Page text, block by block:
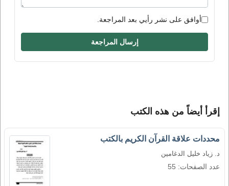
أوافق على نشر رأيي بعد المراجعة.
إرسال المراجعة
إقرأ أيضاً من هذه الكتب
محددات علاقة القرآن الكريم بالكتب
د. زياد خليل الدغامين
عدد الصفحات: 55